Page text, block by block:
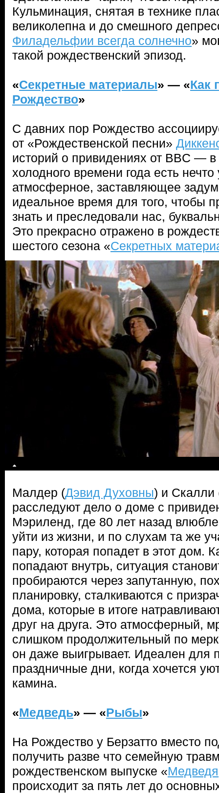
Кульминация, снятая в технике
великолепна и до смешного
Филадельфии всегда солнечно»
такой рождественский эпизод.
«Секретные материалы» — «Как
Рождество»
С давних пор Рождество
от «Рождественской песни»
историй о привидениях от BBC — в
холодного времени года есть
атмосферное, заставляющее
идеальное время для того, чтобы
знать и преследовали нас,
Это прекрасно отражено в
шестого сезона «Секретных
Малдер (Дэвид Духовны) и Скалли
расследуют дело о доме с
Мэриленд, где 80 лет назад
уйти из жизни, и по слухам та же
пару, которая попадет в этот дом.
попадают внутрь, ситуация
пробираются через запутанную,
планировку, сталкиваются с
дома, которые в итоге
друг на друга. Это атмосферный,
слишком продолжительный по
он даже выигрывает. Идеален для
праздничные дни, когда хочется
камина.
«Медведь» — «Рыбы»
На Рождество у Берзатто вместо
получить разве что семейную
рождественском выпуске «Медведя
происходит за пять лет до